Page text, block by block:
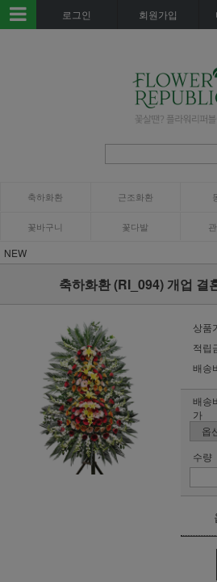
로그인 회원가입
축하화환 근조화환
꽃바구니 꽃다발
NEW
축하화환 (RI_094) 개업 결
상품
적립
배송
배송
가
수량